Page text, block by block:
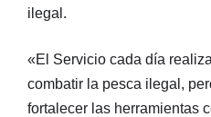
ilegal.
«El Servicio cada día
combatir la pesca ilegal,
fortalecer las herramientas